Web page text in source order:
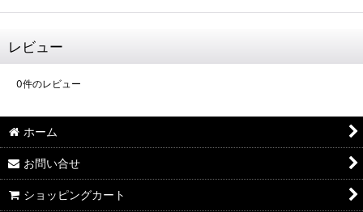
レビュー
0件のレビュー
ホーム
お問い合せ
ショッピングカート